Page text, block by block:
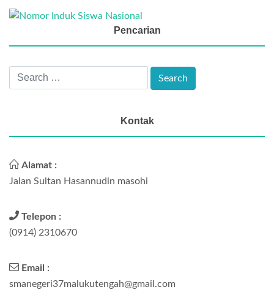
Pencarian
Kontak
Alamat :
Jalan Sultan Hasannudin masohi
Telepon :
(0914) 2310670
Email :
smanegeri37malukutengah@gmail.com